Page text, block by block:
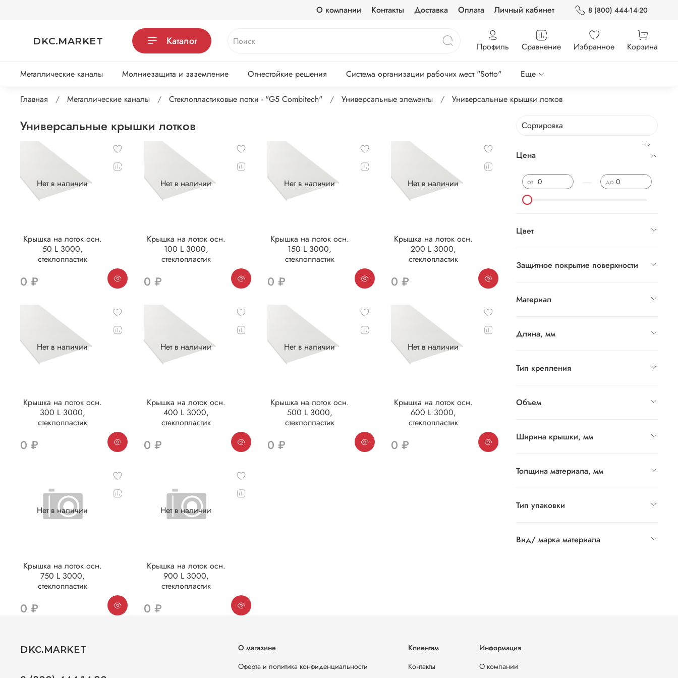
О компании Контакты Доставка Оплата Личный кабинет 8 (800) 444-14-20
DKC.MARKET Каталог Профиль Сравнение Избранное Корзина
Металлические каналы Молниезащита и заземление Огнестойкие решения Система организации рабочих мест "Sotto" Еще
Главная Металлические каналы Стеклопластиковые лотки - "G5 Combitech" Универсальные элементы Универсальные крышки лотков
Универсальные крышки лотков
Нет в наличии
Крышка на лоток осн.
50 L 3000,
стеклопластик
0 ₽
Нет в наличии
Крышка на лоток осн.
100 L 3000,
стеклопластик
0 ₽
Нет в наличии
Крышка на лоток осн.
150 L 3000,
стеклопластик
0 ₽
Нет в наличии
Крышка на лоток осн.
200 L 3000,
стеклопластик
0 ₽
Нет в наличии
Крышка на лоток осн.
300 L 3000,
стеклопластик
0 ₽
Нет в наличии
Крышка на лоток осн.
400 L 3000,
стеклопластик
0 ₽
Нет в наличии
Крышка на лоток осн.
500 L 3000,
стеклопластик
0 ₽
Нет в наличии
Крышка на лоток осн.
600 L 3000,
стеклопластик
0 ₽
Нет в наличии
Крышка на лоток осн.
750 L 3000,
стеклопластик
0 ₽
Нет в наличии
Крышка на лоток осн.
900 L 3000,
стеклопластик
0 ₽
Цена
от до
Цвет
Защитное покрытие поверхности
Материал
Длина, мм
Тип крепления
Объем
Ширина крышки, мм
Толщина материала, мм
Тип упаковки
Вид/ марка материала
О магазине
Оферта и политика конфиденциальности
Клиентам
Контакты
Информация
О компании
DKC.MARKET